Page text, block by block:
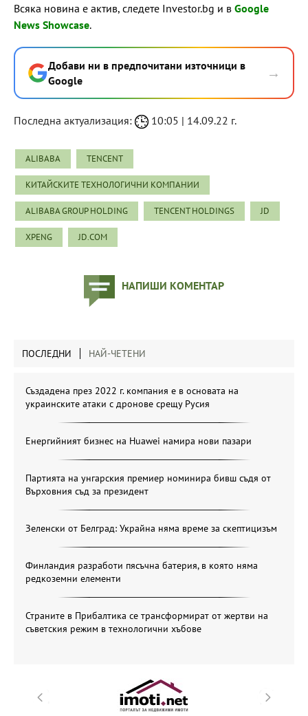
Всяка новина е актив, следете Investor.bg и в Google
News Showcase.
Добави ни в предпочитани източници в
Google
→
Последна актуализация: 10:05 | 14.09.22 г.
ALIBABA TENCENT
КИТАЙСКИТЕ ТЕХНОЛОГИЧНИ КОМПАНИИ
ALIBABA GROUP HOLDING TENCENT HOLDINGS JD
XPENG JD.COM
НАПИШИ КОМЕНТАР
ПОСЛЕДНИ НАЙ-ЧЕТЕНИ
Създадена през 2022 г. компания е в основата на
украинските атаки с дронове срещу Русия
Енергийният бизнес на Huawei намира нови пазари
Партията на унгарския премиер номинира бивш съдя от
Върховния съд за президент
Зеленски от Белград: Украйна няма време за скептицизъм
Финландия разработи пясъчна батерия, в която няма
редкоземни елементи
Страните в Прибалтика се трансформират от жертви на
съветския режим в технологични хъбове